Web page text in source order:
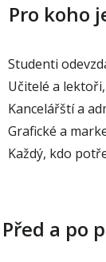
Pro koho
Studenti
Učitelé a
Kancelářští a
Grafické a
Každý, kdo
Před a po